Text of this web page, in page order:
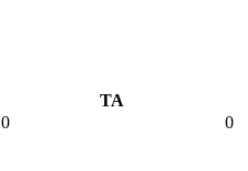
TA
0 0